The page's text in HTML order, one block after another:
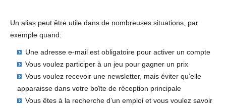
Un alias peut être utile dans de nombreuses situations, par
exemple quand:
Une adresse e-mail est obligatoire pour activer un compte
Vous voulez participer à un jeu pour gagner un prix
Vous voulez recevoir une newsletter, mais éviter qu’elle
apparaisse dans votre boîte de réception principale
Vous êtes à la recherche d’un emploi et vous voulez savoir